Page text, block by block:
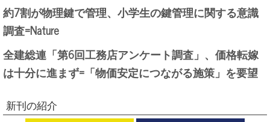
約7割が物理鍵で管理、小学生の鍵管理に関する意識
調査=Nature
全建総連「第6回工務店アンケート調査」、価格転嫁
は十分に進まず=「物価安定につながる施策」を要望
新刊の紹介